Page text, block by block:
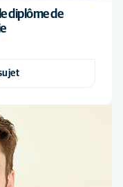
diplôme de